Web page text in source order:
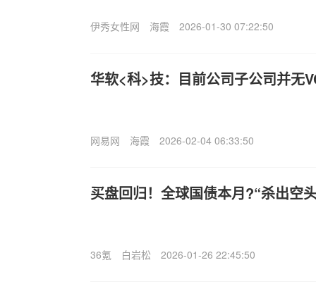
伊秀女性网 海霞 2026-01-30 07:22:50
华软<科>技：目前公司子公司并无
网易网 海霞 2026-02-04 06:33:50
买盘回归！全球国债本月?“杀出空
36氪 白岩松 2026-01-26 22:45:50